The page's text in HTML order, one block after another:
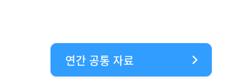
연간 공통 자료